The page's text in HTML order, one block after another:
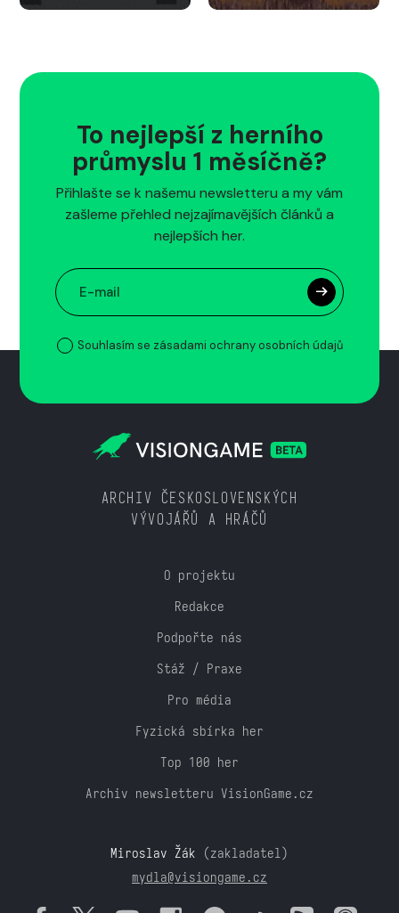
To nejlepší z herního
průmyslu 1 měsíčně?
Přihlašte se k našemu newsletteru a my vám
zašleme přehled nejzajímavějších článků a
nejlepších her.
Souhlasím se zásadami ochrany osobních údajů
ARCHIV ČESKOSLOVENSKÝCH
VÝVOJÁŘŮ A HRÁČŮ
O projektu
Redakce
Podpořte nás
Stáž / Praxe
Pro média
Fyzická sbírka her
Top 100 her
Archiv newsletteru VisionGame.cz
Miroslav Žák (zakladatel)
mydla@visiongame.cz